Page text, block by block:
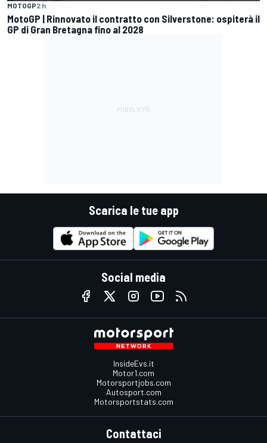
MOTOGP2 h
MotoGP | Rinnovato il contratto con Silverstone: ospiterà il
GP di Gran Bretagna fino al 2028
Scarica le tue app
Social media
InsideEvs.it
Motor1.com
Motorsportjobs.com
Autosport.com
Motorsportstats.com
Contattaci